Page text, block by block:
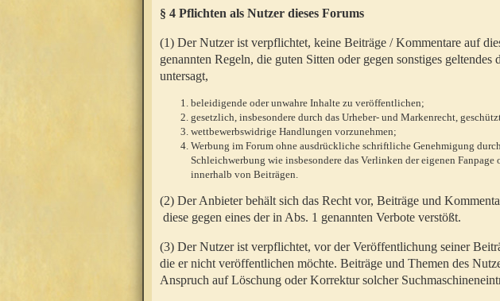
§ 4 Pflichten als Nutzer dieses Forums
(1) Der Nutzer ist verpflichtet, keine Beiträge / Kommentare auf
genannten Regeln, die guten Sitten oder gegen sonstiges
untersagt,
beleidigende oder unwahre Inhalte zu veröffentlichen;
gesetzlich, insbesondere durch das Urheber- und Markenrecht,
wettbewerbswidrige Handlungen vorzunehmen;
Werbung im Forum ohne ausdrückliche schriftliche Genehmigung
Schleichwerbung wie insbesondere das Verlinken der eigenen
innerhalb von Beiträgen.
(2) Der Anbieter behält sich das Recht vor, Beiträge und
diese gegen eines der in Abs. 1 genannten Verbote verstößt.
(3) Der Nutzer ist verpflichtet, vor der Veröffentlichung seiner
die er nicht veröffentlichen möchte. Beiträge und Themen des
Anspruch auf Löschung oder Korrektur solcher